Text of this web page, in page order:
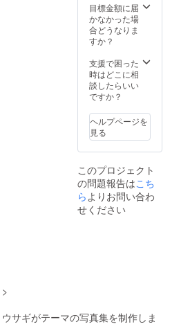
さい。
目標金額に届
かなかった場
合どうなりま
すか？
支援で困った
時はどこに相
談したらいい
ですか？
ヘルプページを
見る
このプロジェクト
の問題報告はこち
ら よりお問い合わ
せください
>
サギがテーマの写真集を制作しま